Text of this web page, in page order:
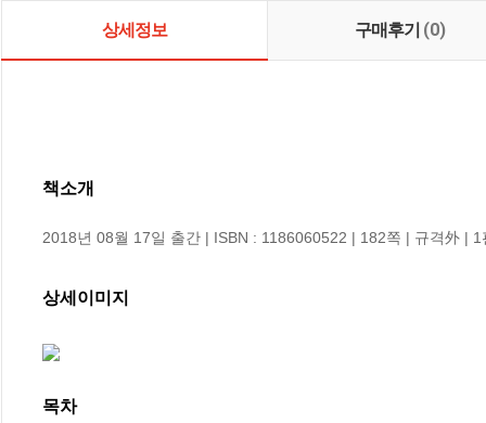
상세정보 구매후기 (0)
책소개
2018년 08월 17일 출간 | ISBN : 1186060522 | 182쪽 | 규격外 | 1
상세이미지
목차